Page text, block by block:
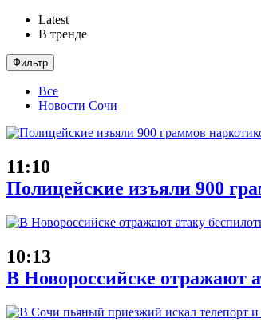
Latest
В тренде
Фильтр
Все
Новости Сочи
11:10
Полицейские изъяли 900
10:13
В Новороссийске отражают